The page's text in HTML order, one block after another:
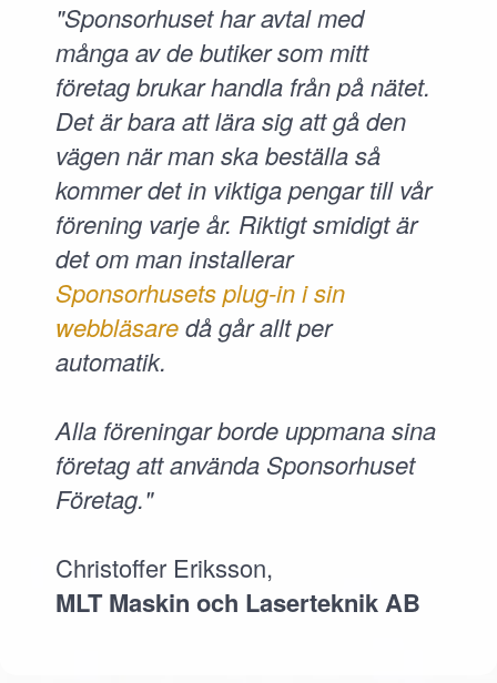
"Sponsorhuset har avtal med
många av de butiker som mitt
företag brukar handla från på nätet.
Det är bara att lära sig att gå den
vägen när man ska beställa så
kommer det in viktiga pengar till vår
förening varje år. Riktigt smidigt är
det om man installerar
Sponsorhusets plug-in i sin
webbläsaredå går allt per
automatik.
Alla föreningar borde uppmana sina
företag att använda Sponsorhuset
Företag."
Christoffer Eriksson,
MLT Maskin och Laserteknik AB